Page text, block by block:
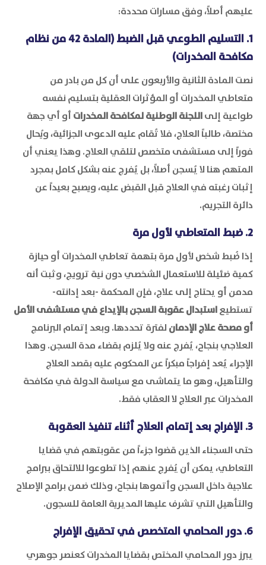
عليهم أصلاً، وفق مسارات محددة:
1. التسليم الطوعي قبل الضبط (المادة 42 من نظام
مكافحة المخدرات)
نصت المادة الثانية والأربعون على أن كل من بادر من
متعاطي المخدرات أو المؤثرات العقلية بتسليم نفسه
طواعية إلىاللجنة الوطنية لمكافحة المخدرات أو أي جهة
مختصة، طالباً العلاج، فلا تُقام عليه الدعوى الجزائية، ويُحال
فوراً إلى مستشفى متخصص لتلقي العلاج. وهذا يعني أن
المتهم هنا لا يُسجن أصلاً، بل يُفرج عنه بشكل كامل بمجرد
إثبات رغبته في العلاج قبل القبض عليه، ويصبح بعيداً عن
دائرة التجريم.
2. ضبط المتعاطي لأول مرة
إذا ضُبط شخص لأول مرة بتهمة تعاطي المخدرات أو حيازة
كمية ضئيلة للاستعمال الشخصي دون نية ترويج، وثبت أنه
مدمن أو يحتاج إلى علاج، فإن المحكمة -بعد إدانته-
تستطيعاستبدال عقوبة السجن بالإيداع في مستشفى الأمل
أو مصحة علاج الإدمان لفترة تحددها. وبعد إتمام البرنامج
العلاجي بنجاح، يُفرج عنه ولا يُلزم بقضاء مدة السجن. وهذا
الإجراء يُعد إفراجاً مبكراً عن المحكوم عليه بقصد العلاج
والتأهيل، وهو ما يتماشى مع سياسة الدولة في مكافحة
المخدرات عبر العلاج لا العقاب فقط.
3. الإفراج بعد إتمام العلاج أثناء تنفيذ العقوبة
حتى السجناء الذين قضوا جزءاً من عقوبتهم في قضايا
التعاطي، يمكن أن يُفرج عنهم إذا تطوعوا للالتحاق ببرامج
علاجية داخل السجن وأتموها بنجاح، وذلك ضمن برامج الإصلاح
والتأهيل التي تشرف عليها المديرية العامة للسجون.
6. دور المحامي المتخصص في تحقيق الإفراج
يبرز دور المحامي المختص بقضايا المخدرات كعنصر جوهري